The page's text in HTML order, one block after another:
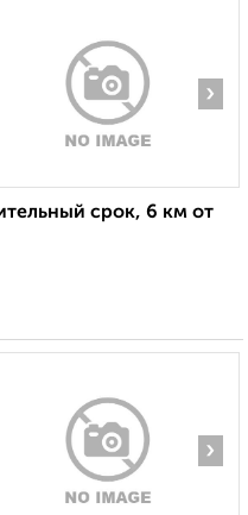
›
срок, 6 км от
›